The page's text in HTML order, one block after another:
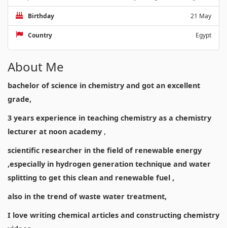
Birthday 21 May
Country Egypt
About Me
bachelor of science in chemistry and got an excellent
grade,
3 years experience in teaching chemistry as a chemistry
lecturer at noon academy ,
scientific researcher in the field of renewable energy
,especially in hydrogen generation technique and water
splitting to get this clean and renewable fuel ,
also in the trend of waste water treatment,
I love writing chemical articles and constructing chemistry